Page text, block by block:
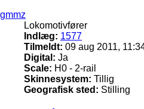
gmmz
Lokomotivfører
Indlæg: 1577
Tilmeldt: 09 aug 2011,
Digital: Ja
Scale: H0 - 2-rail
Skinnesystem: Tillig
Geografisk sted: Stilling